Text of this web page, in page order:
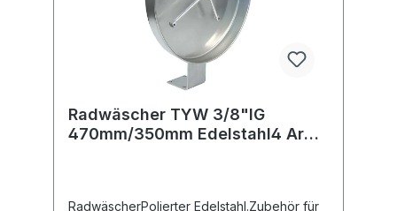
Radwäscher TYW 3/8"IG
470mm/350mm Edelstahl4 Arme
RadwäscherPolierter Edelstahl.Zubehör für